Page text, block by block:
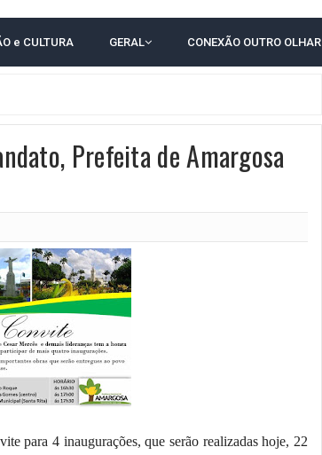
ARENA FONTE NOVA
DO BRASILEIRÃO
E AVANÇA ÀS QUARTAS DE FINAL DA COPA DO BRASIL
e CULTURA GERAL CONEXÃO OUTRO OLHAR
Prefeita de Amargosa
para 4 inaugurações, que serão realizadas hoje, 22